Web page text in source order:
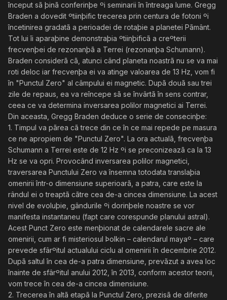
început sã þinã conferinþe ºi seminarii în întreaga lume. Gregg
Braden a dovedit ºtiinþific trecerea prin centura de fotoni ºi
încetinirea gradatã a perioadei de rotaþie a planetei Pãmânt.
Tot lui îi aparaþine demonstraþia ºtiinþificã a creºterii
frecvenþei de rezonanþã a Terrei (rezonanþa Schumann).
Braden considerã cã, atunci când planeta noastrã nu se va mai
roti deloc iar frecvenþa ei va atinge valoarea de 13 Hz, vom fi
în "Punctul Zero" al câmpului ei magnetic. Dupã douã sau trei
zile de repaus, ea va reîncepe sã se învârtã în sens contrar,
ceea ce va determina inversarea polilor magnetici ai Terrei.
Din aceasta, Gregg Braden deduce o serie de consecinþe:
1. Timpul va pãrea cã trece din ce în ce mai repede pe masura
ce ne apropiem de "Punctul Zero". La ora actualã, frecvenþa
Schumann a Terrei este de 12 Hz ºi se preconizeazã ca la 13
Hz se va opri. Provocând inversarea polilor magnetici,
traversarea Punctului Zero va însemna totodata translaþia
omenirii într-o dimensiune superioarã, a patra, care este la
rândul ei o treaptã cãtre cea de-a cincea dimensiune. La acest
nivel de evoluþie, gândurile ºi dorinþele noastre se vor
manifesta instantaneu (fapt care corespunde planului astral).
Acest Punct Zero este menþionat de calendarele sacre ale
omenirii, cum ar fi misteriosul Þolkin – calendarul mayaº – care
prevede sfârºitul actualului ciclu al omenirii în decembrie 2012.
Dupã saltul în cea de-a patra dimensiune, prevãzut a avea loc
înainte de sfârºitul anului 2012, în 2013, conform acestor teorii,
vom trece în cea de-a cincea dimensiune.
2. Trecerea în altã etapã la Punctul Zero, prezisã de diferite